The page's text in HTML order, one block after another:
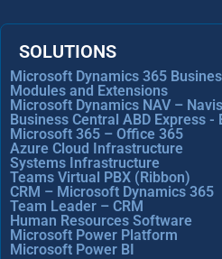
SOLUTIONS
Microsoft Dynamics 365
Modules and Extensions
Microsoft Dynamics NAV –
Business Central ABD Express -
Microsoft 365 – Office 365
Azure Cloud Infrastructure
Systems Infrastructure
Teams Virtual PBX (Ribbon)
CRM – Microsoft Dynamics 365
Team Leader – CRM
Human Resources Software
Microsoft Power Platform
Microsoft Power BI